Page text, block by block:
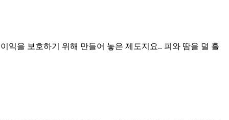
익을 보호하기 위해 만들어 놓은 제도지요.. 피와 땀을 덜 흘